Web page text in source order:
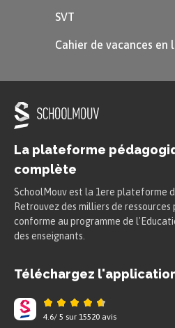
SVT
Cahier de vacances en
La plateforme
complète
SchoolMouv est la 1ere plateforme
Retrouvez des milliers de
conforme au programme de
des enseignants.
Téléchargez
4.6/ 5 sur 15520 avis